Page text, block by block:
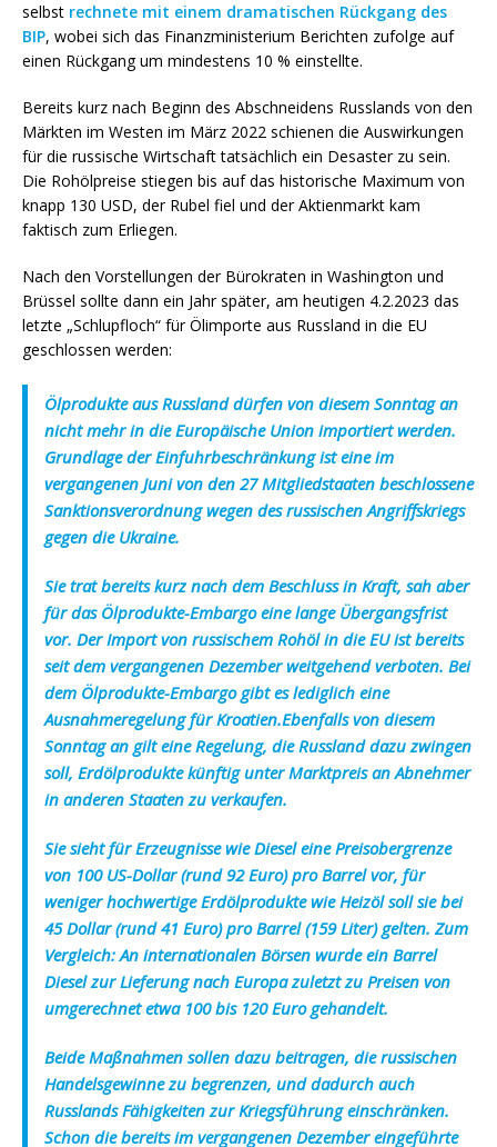
selbst rechnete mit einem dramatischen Rückgang des
BIP, wobei sich das Finanzministerium Berichten zufolge auf
einen Rückgang um mindestens 10 % einstellte.
Bereits kurz nach Beginn des Abschneidens Russlands von den
Märkten im Westen im März 2022 schienen die Auswirkungen
für die russische Wirtschaft tatsächlich ein Desaster zu sein.
Die Rohölpreise stiegen bis auf das historische Maximum von
knapp 130 USD, der Rubel fiel und der Aktienmarkt kam
faktisch zum Erliegen.
Nach den Vorstellungen der Bürokraten in Washington und
Brüssel sollte dann ein Jahr später, am heutigen 4.2.2023 das
letzte „Schlupfloch“ für Ölimporte aus Russland in die EU
geschlossen werden:
Ölprodukte aus Russland dürfen von diesem Sonntag an
nicht mehr in die Europäische Union importiert werden.
Grundlage der Einfuhrbeschränkung ist eine im
vergangenen Juni von den 27 Mitgliedstaaten beschlossene
Sanktionsverordnung wegen des russischen Angriffskriegs
gegen die Ukraine.
Sie trat bereits kurz nach dem Beschluss in Kraft, sah aber
für das Ölprodukte-Embargo eine lange Übergangsfrist
vor. Der Import von russischem Rohöl in die EU ist bereits
seit dem vergangenen Dezember weitgehend verboten. Bei
dem Ölprodukte-Embargo gibt es lediglich eine
Ausnahmeregelung für Kroatien.Ebenfalls von diesem
Sonntag an gilt eine Regelung, die Russland dazu zwingen
soll, Erdölprodukte künftig unter Marktpreis an Abnehmer
in anderen Staaten zu verkaufen.
Sie sieht für Erzeugnisse wie Diesel eine Preisobergrenze
von 100 US-Dollar (rund 92 Euro) pro Barrel vor, für
weniger hochwertige Erdölprodukte wie Heizöl soll sie bei
45 Dollar (rund 41 Euro) pro Barrel (159 Liter) gelten. Zum
Vergleich: An internationalen Börsen wurde ein Barrel
Diesel zur Lieferung nach Europa zuletzt zu Preisen von
umgerechnet etwa 100 bis 120 Euro gehandelt.
Beide Maßnahmen sollen dazu beitragen, die russischen
Handelsgewinne zu begrenzen, und dadurch auch
Russlands Fähigkeiten zur Kriegsführung einschränken.
Schon die bereits im vergangenen Dezember eingeführte